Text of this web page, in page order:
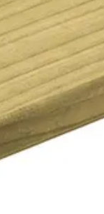
480 cm
Hogedruk
Vurenhout
Blank